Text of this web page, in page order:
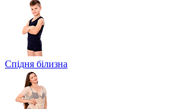
Спідня білизна